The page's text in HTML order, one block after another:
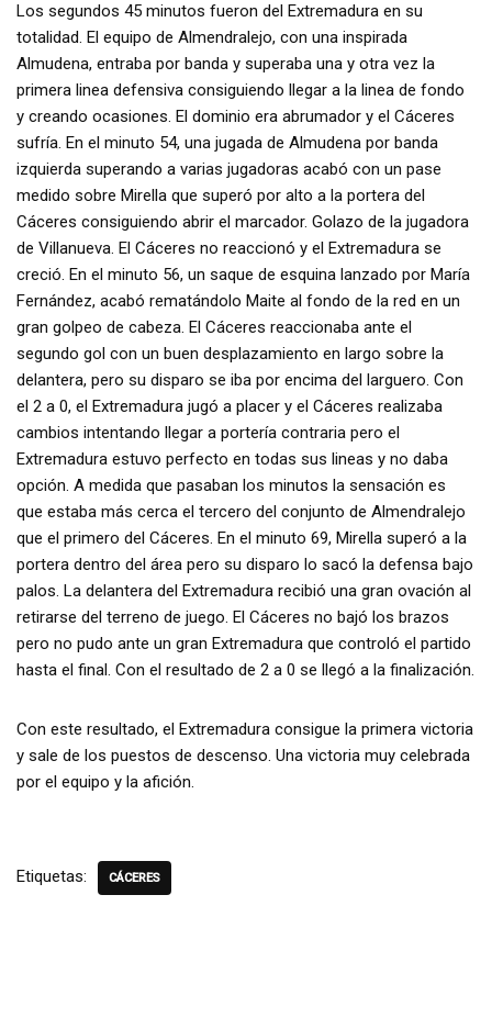
Los segundos 45 minutos fueron del Extremadura en su
totalidad. El equipo de Almendralejo, con una inspirada
Almudena, entraba por banda y superaba una y otra vez la
primera linea defensiva consiguiendo llegar a la linea de fondo
y creando ocasiones. El dominio era abrumador y el Cáceres
sufría. En el minuto 54, una jugada de Almudena por banda
izquierda superando a varias jugadoras acabó con un pase
medido sobre Mirella que superó por alto a la portera del
Cáceres consiguiendo abrir el marcador. Golazo de la jugadora
de Villanueva. El Cáceres no reaccionó y el Extremadura se
creció. En el minuto 56, un saque de esquina lanzado por María
Fernández, acabó rematándolo Maite al fondo de la red en un
gran golpeo de cabeza. El Cáceres reaccionaba ante el
segundo gol con un buen desplazamiento en largo sobre la
delantera, pero su disparo se iba por encima del larguero. Con
el 2 a 0, el Extremadura jugó a placer y el Cáceres realizaba
cambios intentando llegar a portería contraria pero el
Extremadura estuvo perfecto en todas sus lineas y no daba
opción. A medida que pasaban los minutos la sensación es
que estaba más cerca el tercero del conjunto de Almendralejo
que el primero del Cáceres. En el minuto 69, Mirella superó a la
portera dentro del área pero su disparo lo sacó la defensa bajo
palos. La delantera del Extremadura recibió una gran ovación al
retirarse del terreno de juego. El Cáceres no bajó los brazos
pero no pudo ante un gran Extremadura que controló el partido
hasta el final. Con el resultado de 2 a 0 se llegó a la finalización.
Con este resultado, el Extremadura consigue la primera victoria
y sale de los puestos de descenso. Una victoria muy celebrada
por el equipo y la afición.
Etiquetas: CÁCERES